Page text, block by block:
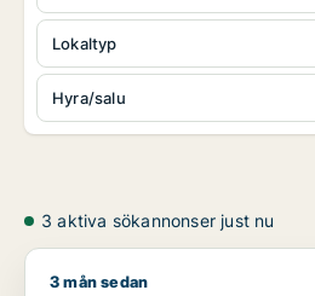
Lokaltyp
Hyra/salu
3 aktiva sökannonser just nu
Jag söker kontor, lager,
3 mån sedan